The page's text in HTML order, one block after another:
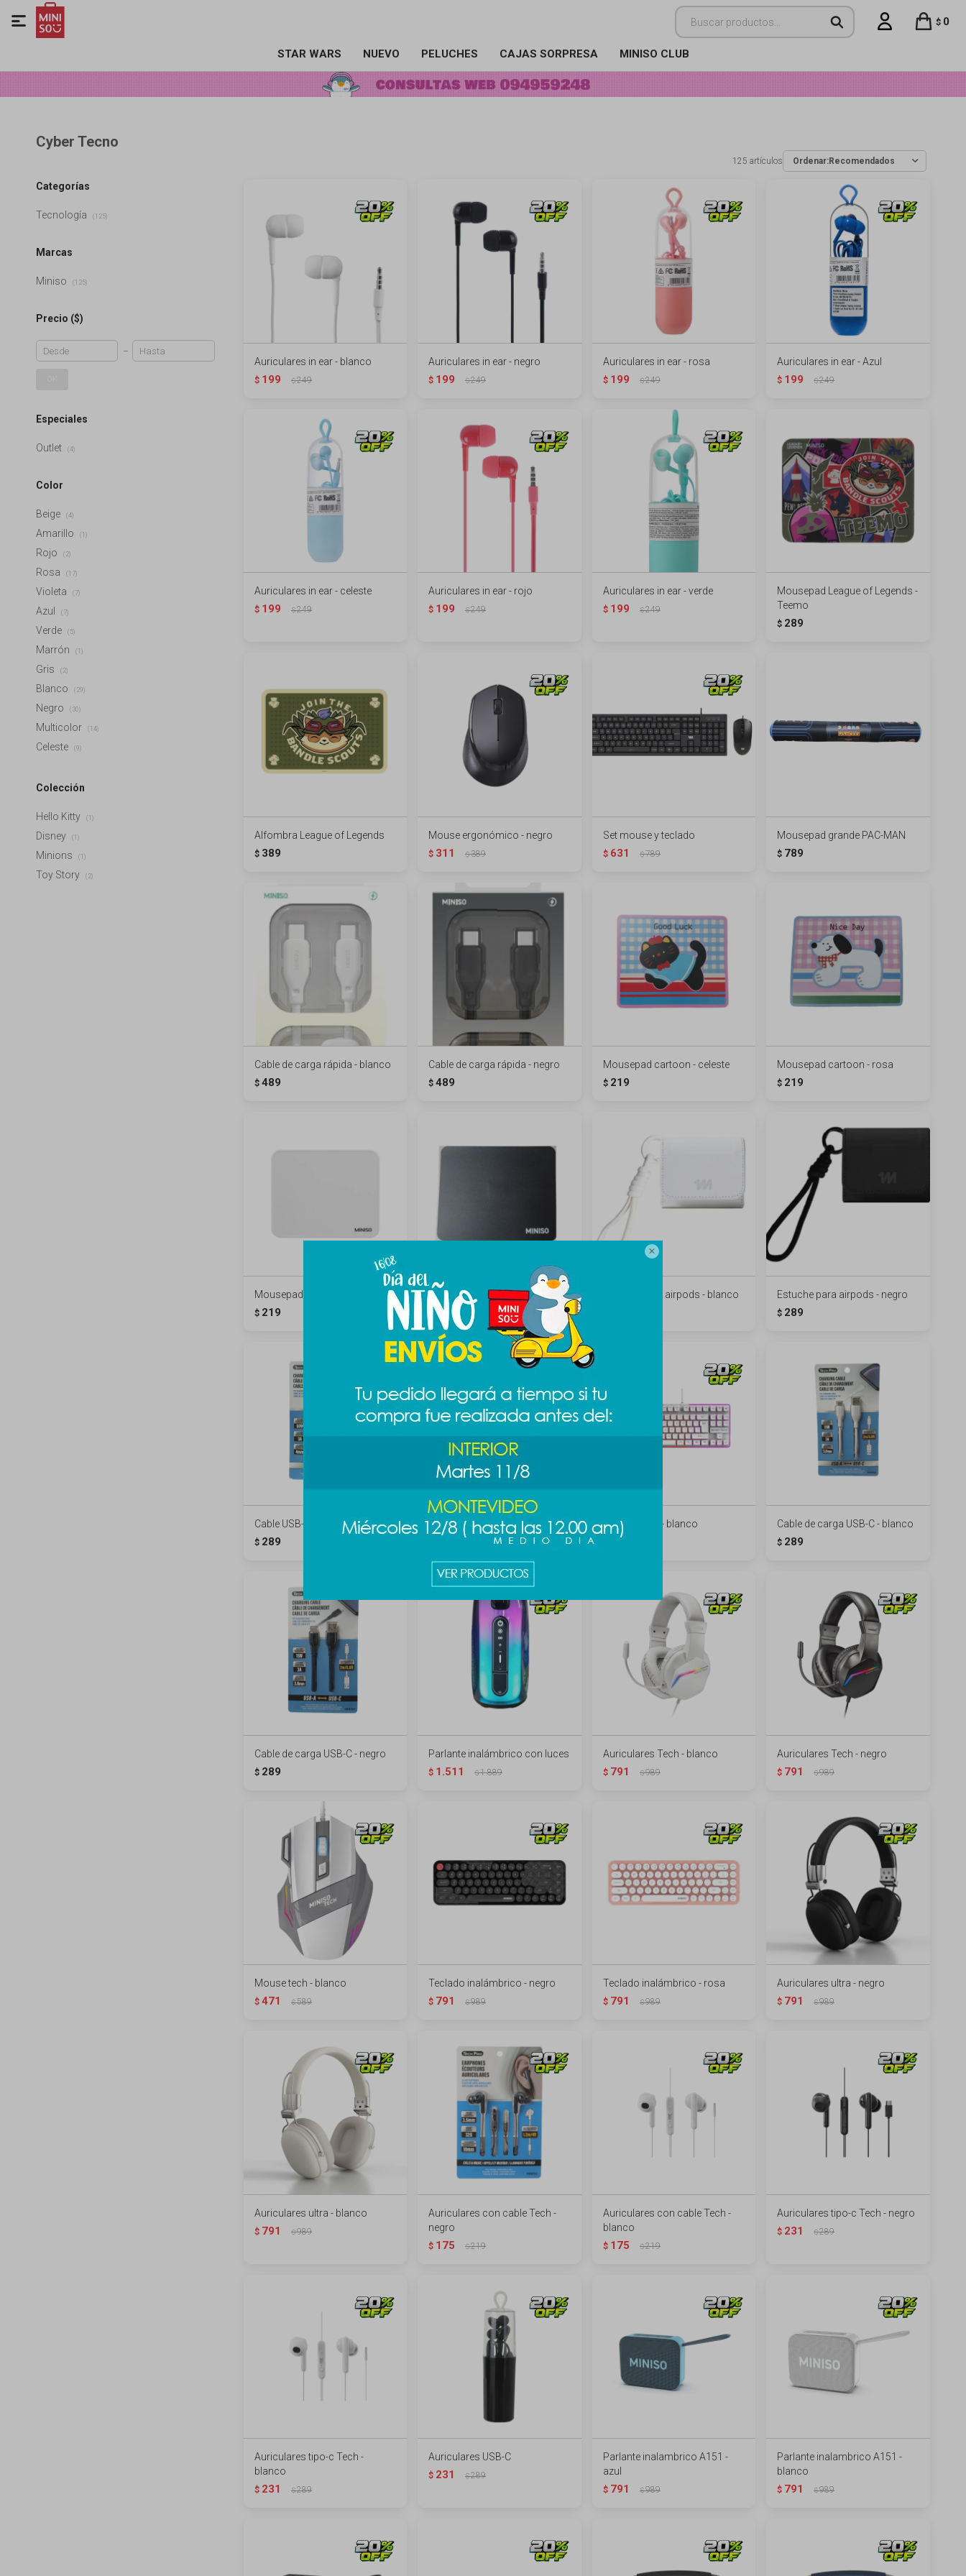

STAR WARS NUEVO PELUCHES CAJAS SORPRESA MINISO CLUB
$ 0

Cyber Tecno
125 artículos Recomendados
Auriculares in ear - blanco
$ 199 $249
Auriculares in ear - negro
$ 199 $249
Auriculares in ear - rosa
$ 199 $249
Auriculares in ear - Azul
$ 199 $249
Auriculares in ear - celeste
$ 199 $249
Auriculares in ear - rojo
$ 199 $249
Auriculares in ear - verde
$ 199 $249
Mousepad League of Legends -
Teemo
$ 289
Alfombra League of Legends
$ 389
Mouse ergonómico - negro
$ 311 $389
Set mouse y teclado
$ 631 $789
Mousepad grande PAC-MAN
$ 789
Cable de carga rápida - blanco
$ 489
Cable de carga rápida - negro
$ 489
Mousepad cartoon - celeste
$ 219
Mousepad cartoon - rosa
$ 219
Mousepad mini - blanco
$ 219
Mousepad mini - negro
$ 219
Estuche para airpods - blanco Estuche para airpods - negro
$ 289
Cable USB-C a USB-C - blanco
$ 289
Cable USB-C a USB-C - negro Teclado LED - blanco
791
Cable de carga USB-C - blanco
$ 289
Cable de carga USB-C - negro
$ 289
Parlante inalámbrico con luces
$ 1.511 $1.889
Auriculares Tech - blanco
$ 791 $989
Auriculares Tech - negro
$ 791 $989
Mouse tech - blanco
$ 471 $589
Teclado inalámbrico - negro
$ 791 $989
Teclado inalámbrico - rosa
$ 791 $989
Auriculares ultra - negro
$ 791 $989
Auriculares ultra - blanco
$ 791 $989
Auriculares con cable Tech -
negro
$ 175 $219
Auriculares con cable Tech -
blanco
$ 175 $219
Auriculares tipo-c Tech - negro
$ 231 $289
Auriculares tipo-c Tech -
blanco
$ 231 $289
Auriculares USB-C
$ 231 $289
Parlante inalambrico A151 -
azul
$ 791 $989
Parlante inalambrico A151 -
blanco
$ 791 $989
Categorías
Tecnología (125)
Marcas
Miniso (125)
Precio ($)
Especiales
Outlet (4)
Color
Beige (4)
Amarillo (1)
Rojo (2)
Rosa (17)
Violeta (7)
Azul (7)
Verde (5)
Marrón (1)
Gris (2)
Blanco (29)
Negro (30)
Multicolor (14)
Celeste (9)
Colección
Hello Kitty (1)
Disney (1)
Minions (1)
Toy Story (2)